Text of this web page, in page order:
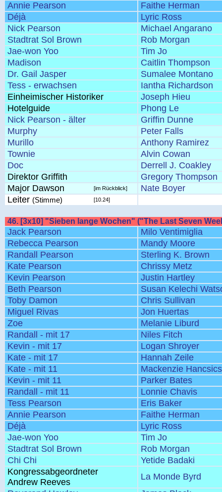
Annie Pearson
Faithe Herman
Déjà
Lyric Ross
Nick Pearson
Michael Angarano
Stadtrat Sol Brown
Rob Morgan
Jae-won Yoo
Tim Jo
Madison
Caitlin Thompson
Dr. Gail Jasper
Sumalee Montano
Tess - erwachsen
Iantha Richardson
Einheimischer Historiker
Joseph Hieu
Hotelguide
Phong Le
Nick Pearson - älter
Griffin Dunne
Murphy
Peter Falls
Murillo
Anthony Ramirez
Townie
Alvin Cowan
Doc
Derrell J. Coakley
Direktor Griffith
Gregory Thompson
Major Dawson
[im Rückblick]
Nate Boyer
Leiter (Stimme) [10.24]
46. [3x10] "Sieben lange Wochen" ("The Last Seven
Jack Pearson
Milo Ventimiglia
Rebecca Pearson
Mandy Moore
Randall Pearson
Sterling K. Brown
Kate Pearson
Chrissy Metz
Kevin Pearson
Justin Hartley
Beth Pearson
Susan Kelechi
Toby Damon
Chris Sullivan
Miguel Rivas
Jon Huertas
Zoe
Melanie Liburd
Randall - mit 17
Niles Fitch
Kevin - mit 17
Logan Shroyer
Kate - mit 17
Hannah Zeile
Kate - mit 11
Mackenzie
Kevin - mit 11
Parker Bates
Randall - mit 11
Lonnie Chavis
Tess Pearson
Eris Baker
Annie Pearson
Faithe Herman
Déjà
Lyric Ross
Jae-won Yoo
Tim Jo
Stadtrat Sol Brown
Rob Morgan
Chi Chi
Yetide Badaki
Kongressabgeordneter
Andrew Reeves
La Monde Byrd